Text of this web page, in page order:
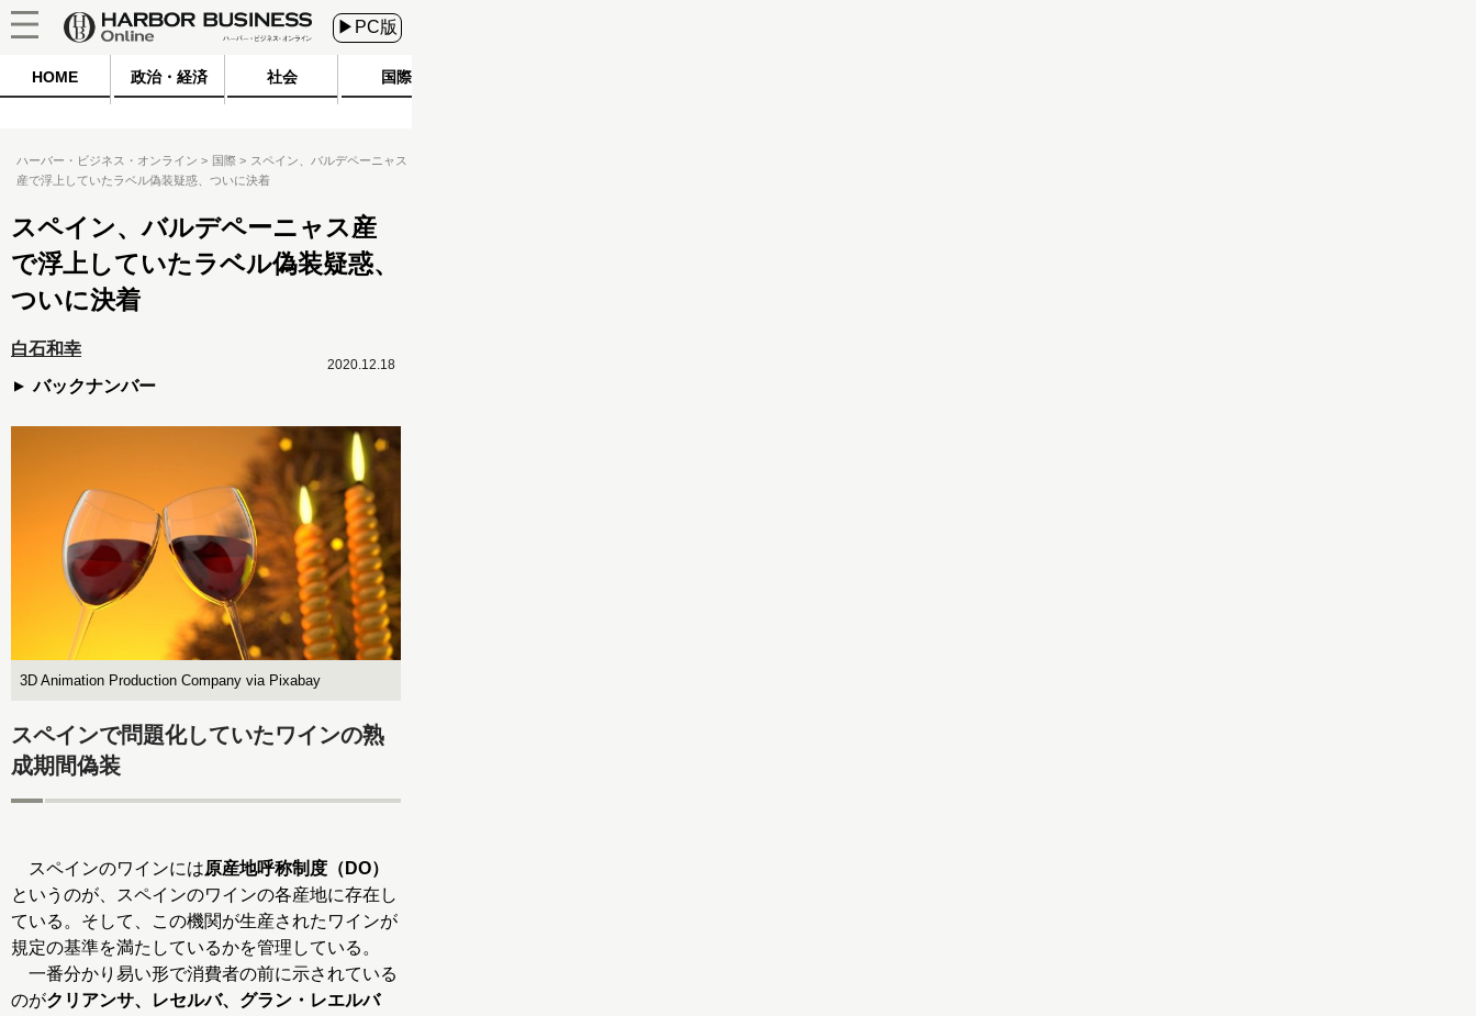
▶PC版
HOME 政治・経済 社会 国際
ハーバー・ビジネス・オンライン 国際
スペイン、バルデペーニャス
産で浮上していたラベル偽装疑惑、ついに決着
スペイン、バルデペーニャス産
で浮上していたラベル偽装疑惑、
ついに決着
白石和幸
バックナンバー
2020.12.18
3D Animation Production Company via Pixabay
スペインで問題化していたワインの熟
成期間偽装
スペインのワインには原産地呼称制度（DO）
というのが、スペインのワインの各産地に存在し
ている。そして、この機関が生産されたワインが
規定の基準を満たしているかを管理している。
一番分かり易い形で消費者の前に示されている
のがクリアンサ、レセルバ、グラン・レエルバ